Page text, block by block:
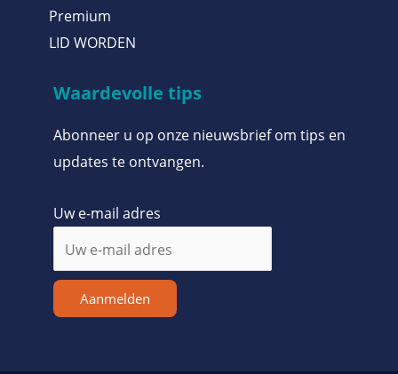
Premium
LID WORDEN
Waardevolle tips
Abonneer u op onze nieuwsbrief om tips en
updates te ontvangen.
Uw e-mail adres
Aanmelden